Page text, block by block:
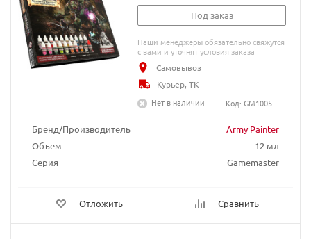
Бренд/Производитель
Army Painter
Объем
12 мл
Серия
Gamemaster
Отложить Сравнить
Под заказ
Наши менеджеры обязательно свяжутся
с вами и уточнят условия заказа
Самовывоз
Курьер, ТК
Нет в наличии
Код: GM1005